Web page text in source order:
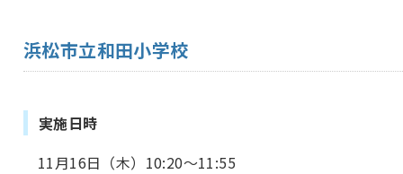
浜松市立和田小学校
実施日時
11月16日（木）10:20～11:55